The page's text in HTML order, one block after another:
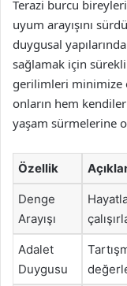
Terazi burcu
uyum arayışını
duygusal
sağlamak için
gerilimleri minimize
onların hem
yaşam sürmelerine
Özellik
Denge
Arayışı
Adalet
Duygusu